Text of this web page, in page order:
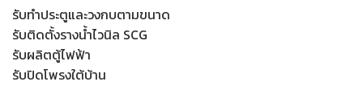
รับทำประตูและวงกบตามขนาด
รับติดตั้งรางน้ำไวนิล SCG
รับผลิตตู้ไฟฟ้า
รับปิดโพรงใต้บ้าน